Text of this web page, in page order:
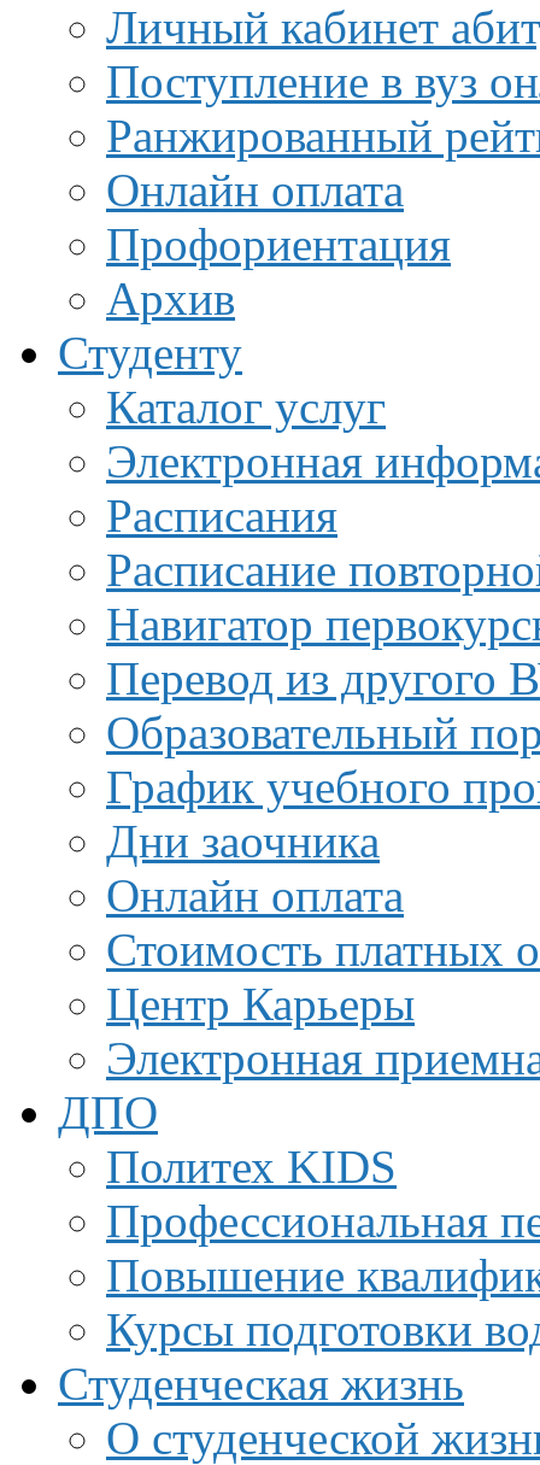
Личный кабинет
Поступление в вуз
Ранжированный
Онлайн оплата
Профориентация
Архив
Студенту
Каталог услуг
Электронная
Расписания
Расписание
Навигатор
Перевод из другого
Образовательный
График учебного
Дни заочника
Онлайн оплата
Стоимость платных
Центр Карьеры
Электронная
ДПО
Политех KIDS
Профессиональная
Повышение
Курсы подготовки
Студенческая жизнь
О студенческой